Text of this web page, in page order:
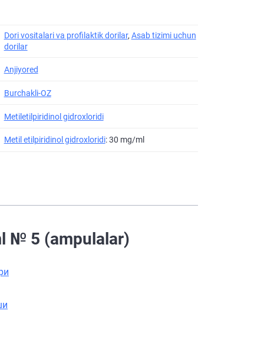
Dori vositalari va profilaktik dorilar, Asab tizimi uchun
dorilar
Anjiyored
Burchakli-OZ
Metiletilpiridinol gidroxloridi
Metil etilpiridinol gidroxloridi: 30 mg/ml
№ 5 (ampulalar)